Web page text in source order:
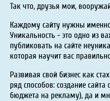
Так что, друзья мои,
Каждому сайту нужны именно
Уникальность - это одно из
публиковать на сайте
которая научит вас
Развивая свой бизнес как
ряд способов: создание
бюджета на рекламу), да и